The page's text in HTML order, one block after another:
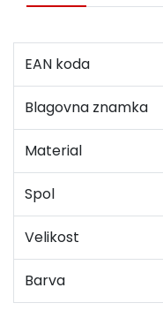
EAN koda
Blagovna znamka
Material
Spol
Velikost
Barva